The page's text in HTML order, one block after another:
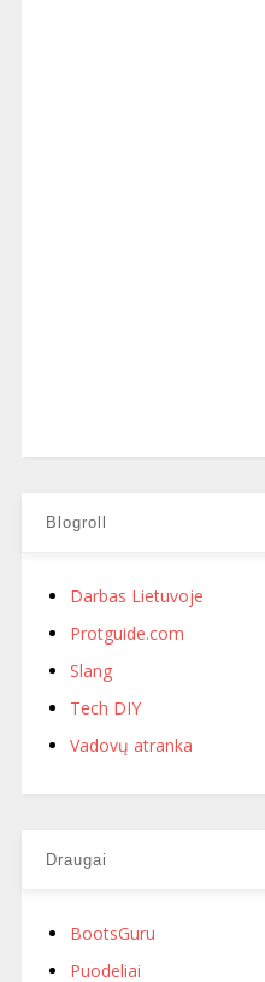
Blogroll
Darbas Lietuvoje
Protguide.com
Slang
Tech DIY
Vadovų atranka
Draugai
BootsGuru
Puodeliai